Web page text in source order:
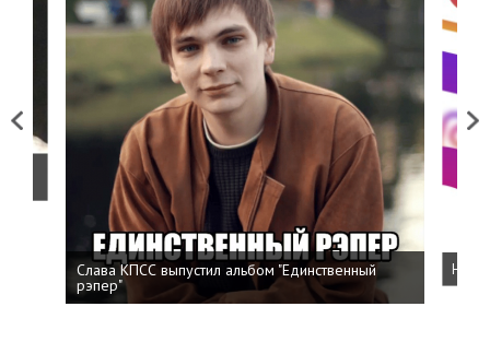
Previous
Слава КПСС выпустил альбом "Единственный
рэпер"
Next